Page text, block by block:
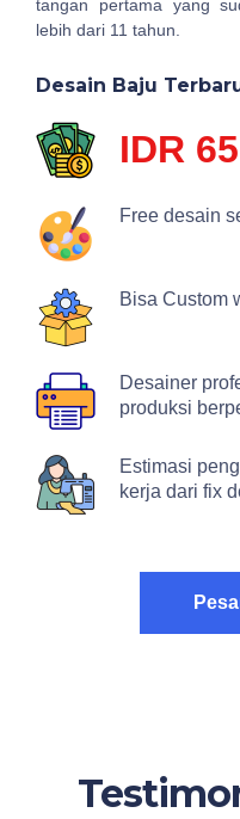
tangan pertama yang
lebih dari 11 tahun.
Desain Baju
IDR
Free desain
Bisa Custom
Desainer
produksi
Estimasi
kerja dari fix